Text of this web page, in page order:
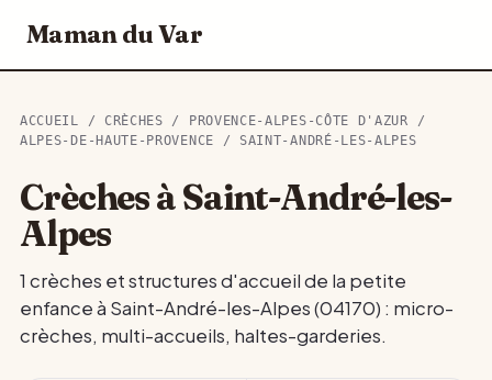
Maman du Var
ACCUEIL / CRÈCHES / PROVENCE-ALPES-CÔTE D'AZUR /
ALPES-DE-HAUTE-PROVENCE / SAINT-ANDRÉ-LES-ALPES
Crèches à Saint-André-les-
Alpes
1 crèches et structures d'accueil de la petite
enfance à Saint-André-les-Alpes (04170) : micro-
crèches, multi-accueils, haltes-garderies.